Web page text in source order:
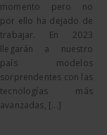
momento pero no
por ello ha dejado de
trabajar. En 2023
llegarán a nuestro
país modelos
sorprendentes con las
tecnologías más
avanzadas, [...]